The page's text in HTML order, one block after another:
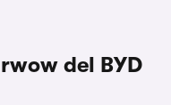
del BYD